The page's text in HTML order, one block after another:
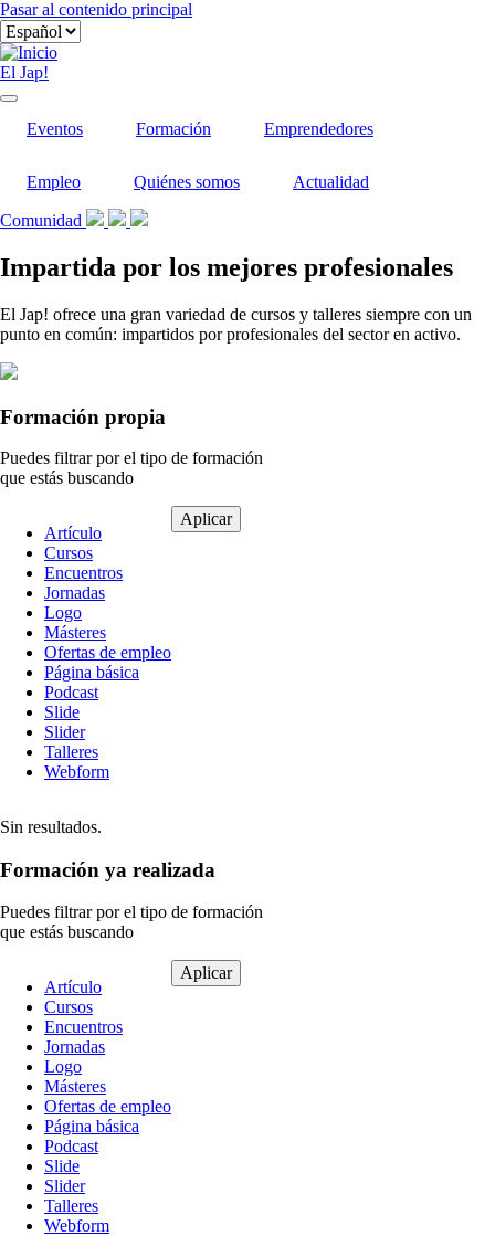
Pasar al contenido principal
El Jap!
Eventos Formación Emprendedores
Empleo Quiénes somos Actualidad
Comunidad
Impartida por los mejores profesionales
El Jap! ofrece una gran variedad de cursos y talleres siempre con un
punto en común: impartidos por profesionales del sector en activo.
Formación propia
Puedes filtrar por el tipo de formación
que estás buscando
contenido
Artículo
Cursos
Encuentros
Jornadas
Logo
Másteres
Ofertas de empleo
Página básica
Podcast
Slide
Slider
Talleres
Webform
Sin resultados.
Formación ya realizada
Puedes filtrar por el tipo de formación
que estás buscando
contenido
Artículo
Cursos
Encuentros
Jornadas
Logo
Másteres
Ofertas de empleo
Página básica
Podcast
Slide
Slider
Talleres
Webform